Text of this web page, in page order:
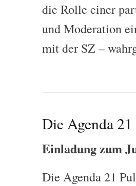
die Rolle einer
und Moderation
mit der SZ –
Die Agenda
Einladung zum
Die Agenda 21